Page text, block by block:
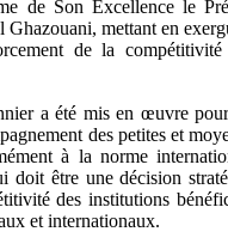
de Son Excellence le
mettant en
de la
a été mis en œuvre
des petites et
à la norme
doit être une décision
des institutions
et internationaux.